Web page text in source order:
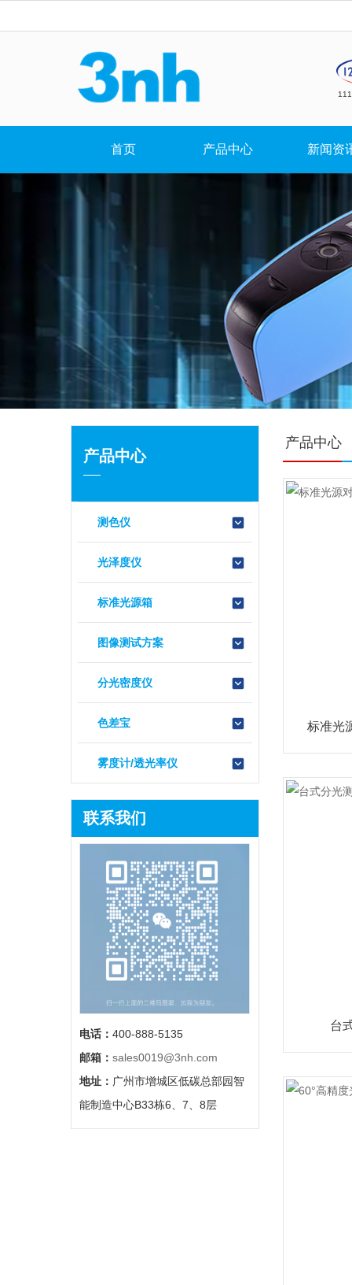
首页 产品中心 新闻资
产品中心
测色仪
光泽度仪
标准光源箱
图像测试方案
分光密度仪
色差宝
雾度计/透光率仪
联系我们
电话： 400-888-5135
邮箱： sales0019@3nh.com
地址： 广州市增城区低碳总部园智
能制造中心B33栋6、7、8层
产品中心
标准光
台